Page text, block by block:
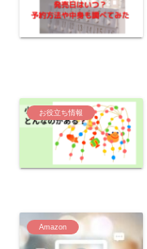
お役立ち情報
Amazon